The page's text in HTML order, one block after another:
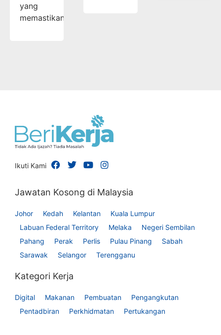
yang
memastikan…
Ikuti Kami
Jawatan Kosong di Malaysia
Johor Kedah Kelantan
Kuala Lumpur
Labuan Federal Territory
Melaka
Negeri Sembilan
Pahang
Perak Perlis Pulau Pinang
Sabah
Sarawak
Selangor Terengganu
Kategori Kerja
Digital Makanan Pembuatan
Pengangkutan
Pentadbiran
Perkhidmatan Pertukangan